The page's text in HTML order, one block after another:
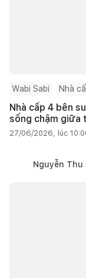
Wabi Sabi Nhà
Nhà cấp 4 bên
sống chậm giữa
27/06/2026, lúc
Nguyễn Thu